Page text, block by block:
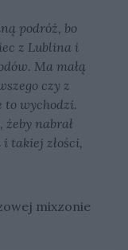
podróż, bo
z Lublina i
Ma małą
czy z
to wychodzi.
nabrał
takiej złości,
mixzonie